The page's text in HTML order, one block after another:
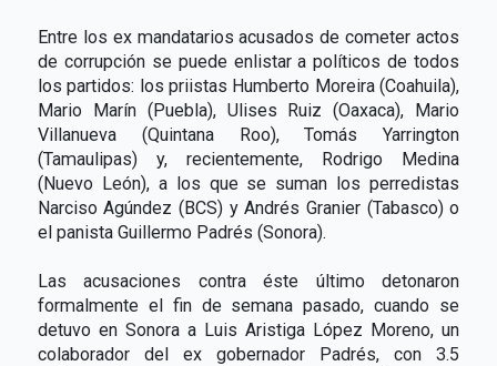
Entre los ex mandatarios acusados de cometer actos
de corrupción se puede enlistar a políticos de todos
los partidos: los priistas Humberto Moreira (Coahuila),
Mario Marín (Puebla), Ulises Ruiz (Oaxaca), Mario
Villanueva (Quintana Roo), Tomás Yarrington
(Tamaulipas) y, recientemente, Rodrigo Medina
(Nuevo León), a los que se suman los perredistas
Narciso Agúndez (BCS) y Andrés Granier (Tabasco) o
el panista Guillermo Padrés (Sonora).
Las acusaciones contra éste último detonaron
formalmente el fin de semana pasado, cuando se
detuvo en Sonora a Luis Aristiga López Moreno, un
colaborador del ex gobernador Padrés, con 3.5